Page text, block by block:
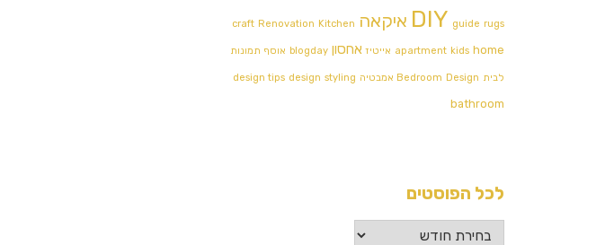
DIY guide rugs איקאה craft Renovation Kitchen
apartment kids home אייטיז אחסון blogday אוסף תמונות
לבית Bedroom Design אמבטיה design tips design styling
bathroom
לכל הפוסטים
לכל